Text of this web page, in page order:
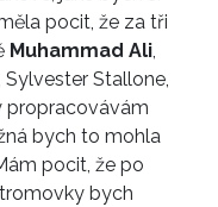
pocit, že za tři
Muhammad Ali,
Sylvester Stallone,
propracovávám
bych to mohla
pocit, že po
bych